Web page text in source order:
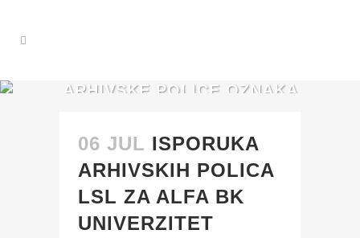
ARHIVSKE POLICE OZNAKA
06 JUL ISPORUKA
ARHIVSKIH POLICA
LSL ZA ALFA BK
UNIVERZITET